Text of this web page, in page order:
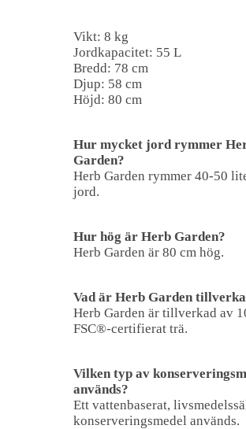
Vikt: 8 kg
Jordkapacitet: 55 L
Bredd: 78 cm
Djup: 58 cm
Höjd: 80 cm
Hur mycket jord rymmer
Garden?
Herb Garden rymmer 40-50
jord.
Hur hög är Herb Garden?
Herb Garden är 80 cm hög.
Vad är Herb Garden
Herb Garden är tillverkad av
FSC®-certifierat trä.
Vilken typ av
används?
Ett vattenbaserat,
konserveringsmedel används.